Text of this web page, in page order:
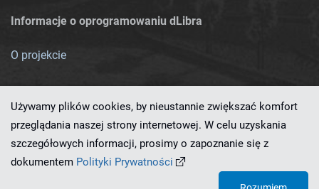
Informacje o oprogramowaniu dLibra
O projekcie
Ten serwis działa dzięki oprogramowaniu
Używamy plików cookies, by nieustannie zwiększać komfort
przeglądania naszej strony internetowej. W celu uzyskania
szczegółowych informacji, prosimy o zapoznanie się z
dokumentem Polityki Prywatności